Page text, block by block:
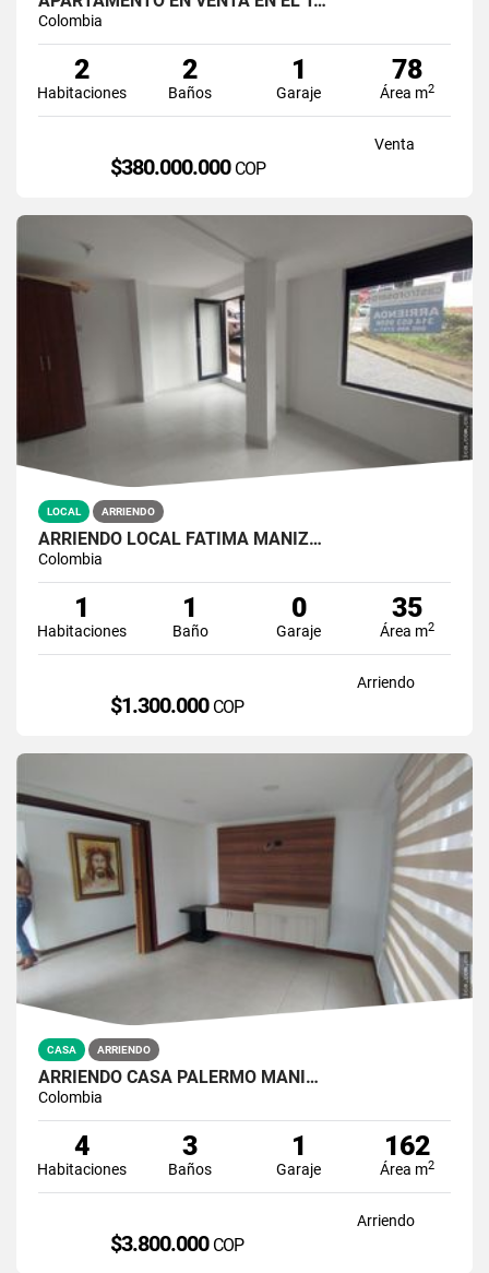
Colombia
2
Habitaciones
2
Baños
1
Garaje
78
Área m2
Venta
$380.000.000 COP
LOCAL ARRIENDO
ARRIENDO LOCAL FATIMA MANIZ…
Colombia
1
Habitaciones
1
Baño
0
Garaje
35
Área m2
Arriendo
$1.300.000 COP
CASA ARRIENDO
ARRIENDO CASA PALERMO MANI…
Colombia
4
Habitaciones
3
Baños
1
Garaje
162
Área m2
Arriendo
$3.800.000 COP